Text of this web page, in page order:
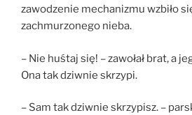
zawodzenie mechanizmu wzbiło
zachmurzonego nieba.
– Nie huśtaj się! – zawołał brat, a
Ona tak dziwnie skrzypi.
– Sam tak dziwnie skrzypisz. –